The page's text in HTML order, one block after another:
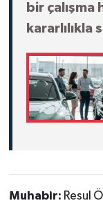
bir çalışma
Muhabir: Resul